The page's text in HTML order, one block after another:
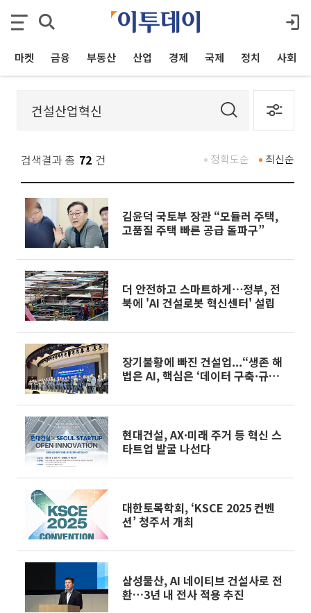
마켓 금융 부동산 산업 경제 국제 정치 사회
검색결과 총 72 건 최신순
정확도순
김윤덕 국토부 장관 “모듈러 주택,
고품질 주택 빠른 공급 돌파구”
더 안전하고 스마트하게⋯정부, 전
북에 'AI 건설로봇 혁신센터' 설립
장기불황에 빠진 건설업...“생존 해
법은 AI, 핵심은 ‘데이터 구축·규제
현대건설, AX·미래 주거 등 혁신 스
타트업 발굴 나선다
대한토목학회, ‘KSCE 2025 컨벤
션’ 청주서 개최
삼성물산, AI 네이티브 건설사로 전
환…3년 내 전사 적용 추진